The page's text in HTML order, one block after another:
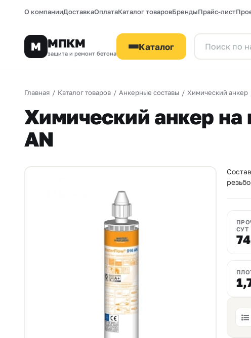
О компанииДоставкаОплатаКаталог товаровБрендыПрайс-лист
М МПКМ
защита и ремонт бетона
Каталог
Главная / Каталог товаров / Анкерные составы / Химический анкер
Химический анкер
AN
СУТ
74